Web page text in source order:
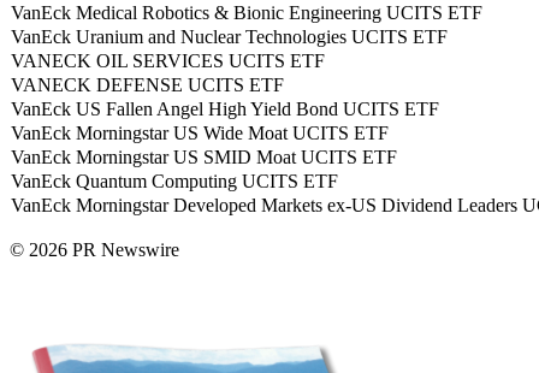
VanEck Medical Robotics & Bionic Engineering UCITS ETF
VanEck Uranium and Nuclear Technologies UCITS ETF
VANECK OIL SERVICES UCITS ETF
VANECK DEFENSE UCITS ETF
VanEck US Fallen Angel High Yield Bond UCITS ETF
VanEck Morningstar US Wide Moat UCITS ETF
VanEck Morningstar US SMID Moat UCITS ETF
VanEck Quantum Computing UCITS ETF
VanEck Morningstar Developed Markets ex-US Dividend Leaders
© 2026 PR Newswire